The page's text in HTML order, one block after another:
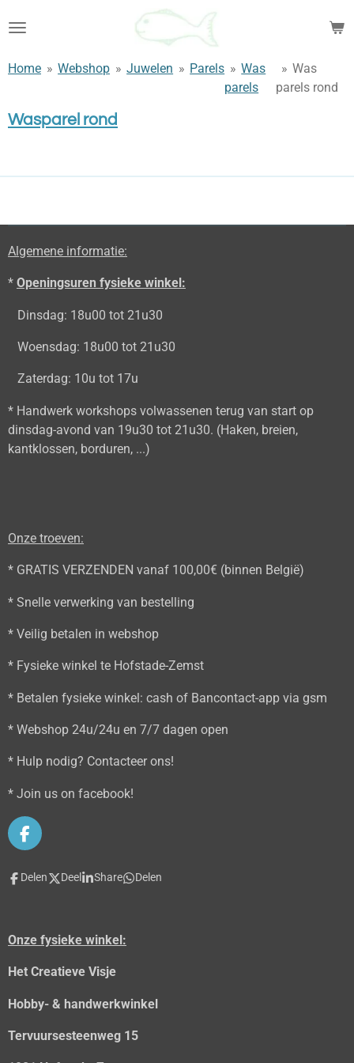
direct
de
Home » Webshop » Juwelen » Parels » Was
parels
» Was
parels rond
Wasparel rond
Algemene informatie:
* Openingsuren fysieke winkel:
Dinsdag: 18u00 tot 21u30
Woensdag: 18u00 tot 21u30
Zaterdag: 10u tot 17u
* Handwerk workshops volwassenen terug van start op
dinsdag-avond van 19u30 tot 21u30. (Haken, breien,
kantklossen, borduren, ...)
Onze troeven:
* GRATIS VERZENDEN vanaf 100,00€ (binnen België)
* Snelle verwerking van bestelling
* Veilig betalen in webshop
* Fysieke winkel te Hofstade-Zemst
* Betalen fysieke winkel: cash of Bancontact-app via gsm
* Webshop 24u/24u en 7/7 dagen open
* Hulp nodig? Contacteer ons!
* Join us on facebook!
F
a
c
e
k
Delen Deel Share Delen
Onze fysieke winkel:
Het Creatieve Visje
Hobby- & handwerkwinkel
Tervuursesteenweg 15